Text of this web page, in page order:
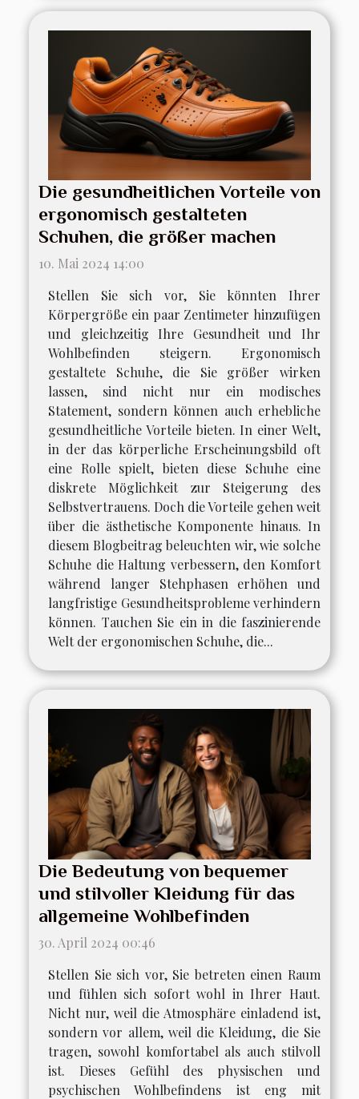
Die gesundheitlichen Vorteile von
ergonomisch gestalteten
Schuhen, die größer machen
10. Mai 2024 14:00
Stellen Sie sich vor, Sie könnten Ihrer
Körpergröße ein paar Zentimeter hinzufügen
und gleichzeitig Ihre Gesundheit und Ihr
Wohlbefinden steigern. Ergonomisch
gestaltete Schuhe, die Sie größer wirken
lassen, sind nicht nur ein modisches
Statement, sondern können auch erhebliche
gesundheitliche Vorteile bieten. In einer Welt,
in der das körperliche Erscheinungsbild oft
eine Rolle spielt, bieten diese Schuhe eine
diskrete Möglichkeit zur Steigerung des
Selbstvertrauens. Doch die Vorteile gehen weit
über die ästhetische Komponente hinaus. In
diesem Blogbeitrag beleuchten wir, wie solche
Schuhe die Haltung verbessern, den Komfort
während langer Stehphasen erhöhen und
langfristige Gesundheitsprobleme verhindern
können. Tauchen Sie ein in die faszinierende
Welt der ergonomischen Schuhe, die...
Die Bedeutung von bequemer
und stilvoller Kleidung für das
allgemeine Wohlbefinden
30. April 2024 00:46
Stellen Sie sich vor, Sie betreten einen Raum
und fühlen sich sofort wohl in Ihrer Haut.
Nicht nur, weil die Atmosphäre einladend ist,
sondern vor allem, weil die Kleidung, die Sie
tragen, sowohl komfortabel als auch stilvoll
ist. Dieses Gefühl des physischen und
psychischen Wohlbefindens ist eng mit